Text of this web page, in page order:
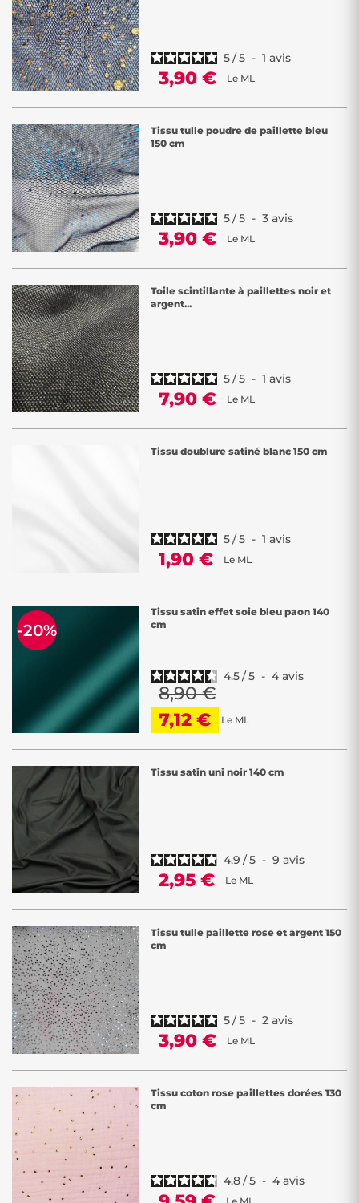
5/5 - 1 avis
3,90 € Le ML
Tissu tulle poudre de paillette bleu
150 cm
5/5 - 3 avis
3,90 € Le ML
Toile scintillante à paillettes noir et
argent...
5/5 - 1 avis
7,90 € Le ML
Tissu doublure satiné blanc 150 cm
5/5 - 1 avis
1,90 € Le ML
Tissu satin effet soie bleu paon 140
cm
4.5/5 - 4 avis
8,90 €
7,12 €
Le ML
-20%
Tissu satin uni noir 140 cm
4.9 /5 - 9 avis
2,95 € Le ML
Tissu tulle paillette rose et argent 150
cm
5/5 - 2 avis
3,90 € Le ML
Tissu coton rose paillettes dorées 130
cm
4.8/5 - 4 avis